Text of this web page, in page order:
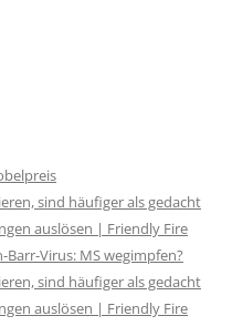
sind häufiger als gedacht
auslösen | Friendly Fire
Virus: MS wegimpfen?
sind häufiger als gedacht
auslösen | Friendly Fire